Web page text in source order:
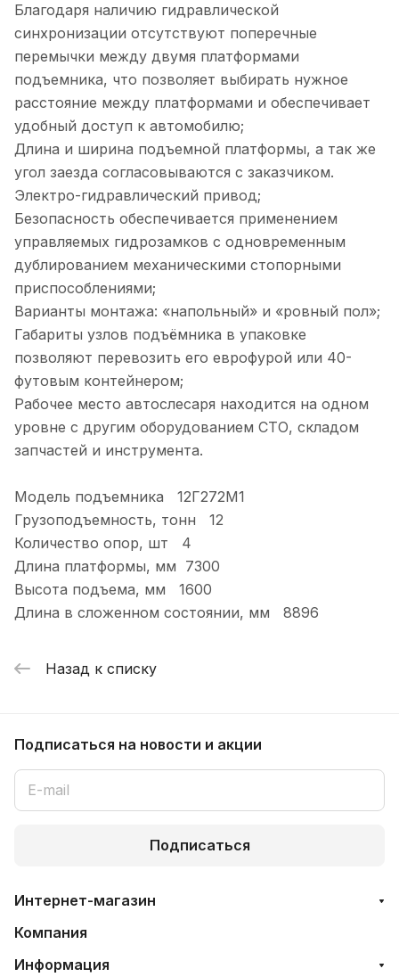
Благодаря наличию гидравлической
синхронизации отсутствуют поперечные
перемычки между двумя платформами
подъемника, что позволяет выбирать нужное
расстояние между платформами и обеспечивает
удобный доступ к автомобилю;
Длина и ширина подъемной платформы, а так же
угол заезда согласовываются с заказчиком.
Электро-гидравлический привод;
Безопасность обеспечивается применением
управляемых гидрозамков с одновременным
дублированием механическими стопорными
приспособлениями;
Варианты монтажа: «напольный» и «ровный пол»;
Габариты узлов подъёмника в упаковке
позволяют перевозить его еврофурой или 40-
футовым контейнером;
Рабочее место автослесаря находится на одном
уровне с другим оборудованием СТО, складом
запчастей и инструмента.
Модель подъемника 12Г272М1
Грузоподъемность, тонн 12
Количество опор, шт 4
Длина платформы, мм 7300
Высота подъема, мм 1600
Длина в сложенном состоянии, мм 8896
Назад к списку
Подписаться на новости и акции
Подписаться
Интернет-магазин
Компания
Информация